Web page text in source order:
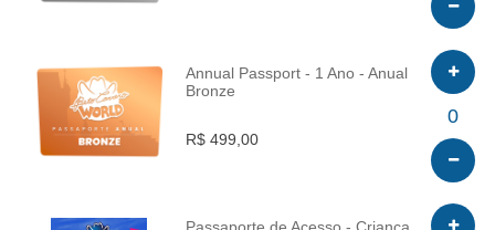
INFO
Annual Passport - 1 Ano - Anual
Bronze
R$ 499,00
0